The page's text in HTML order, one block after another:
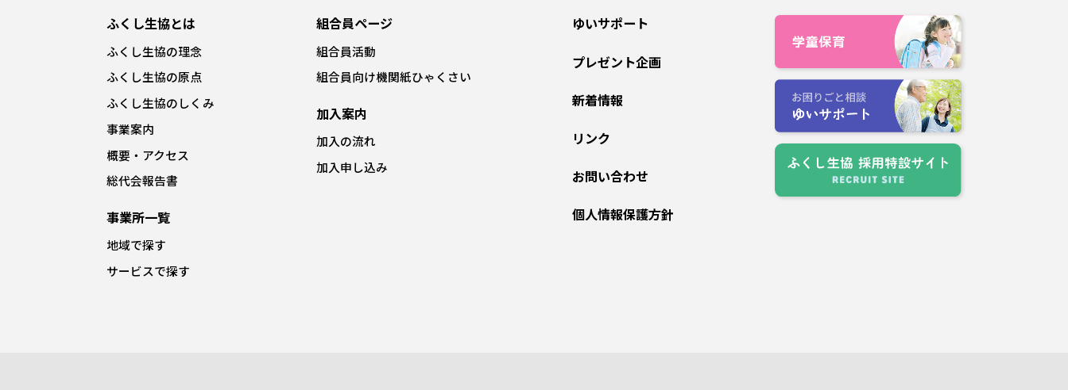
ふくし生協とは
ふくし生協の理念
ふくし生協の原点
ふくし生協のしくみ
事業案内
概要・アクセス
総代会報告書
事業所一覧
地域で探す
サービスで探す
組合員ページ
組合員活動
組合員向け機関紙ひゃくさい
加入案内
加入の流れ
加入申し込み
ゆいサポート
プレゼント企画
新着情報
リンク
お問い合わせ
個人情報保護方針